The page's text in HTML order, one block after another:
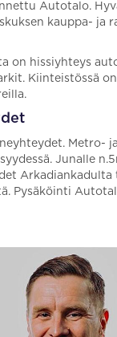
Autotalo.
kauppa- ja
on hissiyhteys
Kiinteistössä
Metro-
Junalle
Arkadiankadulta
Pysäköinti